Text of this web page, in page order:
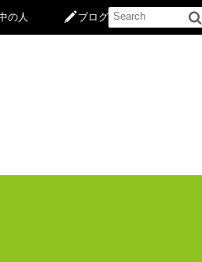
の人 ブログ